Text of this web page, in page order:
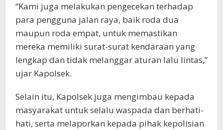
“Kami juga melakukan pengecekan terhadap
para pengguna jalan raya, baik roda dua
maupun roda empat, untuk memastikan
mereka memiliki surat-surat kendaraan yang
lengkap dan tidak melanggar aturan lalu lintas,”
ujar Kapolsek.
Selain itu, Kapolsek juga mengimbau kepada
masyarakat untuk selalu waspada dan berhati-
hati, serta melaporkan kepada pihak kepolisian